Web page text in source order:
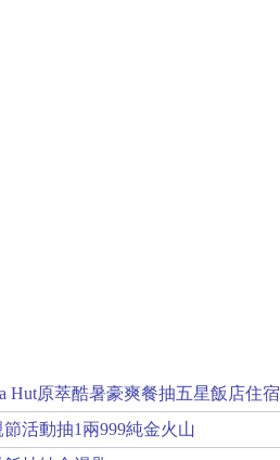
Hut原萃酷暑豪爽餐抽五星飯店住宿
活動抽1兩999純金火山